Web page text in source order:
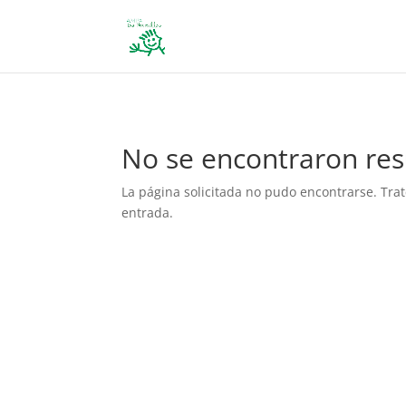
No se encontraron
La página solicitada no pudo encontrarse.
entrada.